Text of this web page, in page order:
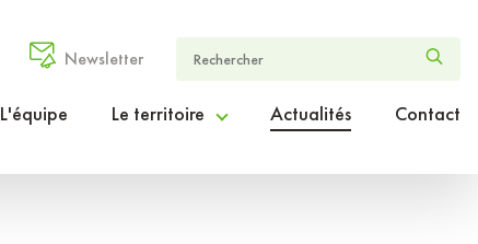
Newsletter
L'équipe Le territoire
Le Cœur Entre-deux-Mers en chiffres
Actualités Contact